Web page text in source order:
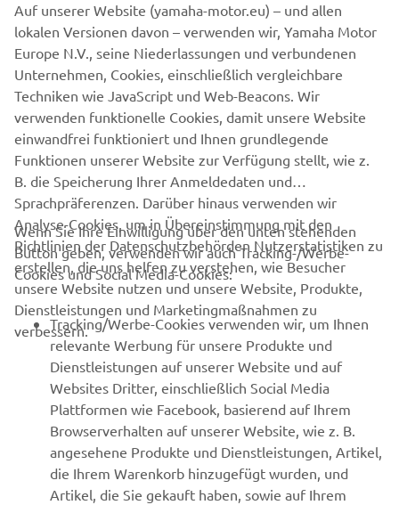
OFFIZIELLE WEBSITE VON SEA WATER
UNTERNEHMEN
B2B
MEHR YAMAHA
SUPPORT
NEWSLETTER
Auf unserer Website (yamaha-motor.eu) – und allen
lokalen Versionen davon – verwenden wir, Yamaha Motor
Europe N.V., seine Niederlassungen und verbundenen
Unternehmen, Cookies, einschließlich vergleichbare
Techniken wie JavaScript und Web-Beacons. Wir
verwenden funktionelle Cookies, damit unsere Website
einwandfrei funktioniert und Ihnen grundlegende
Funktionen unserer Website zur Verfügung stellt, wie z.
B. die Speicherung Ihrer Anmeldedaten und
Sprachpräferenzen. Darüber hinaus verwenden wir
Analyse-Cookies, um in Übereinstimmung mit den
Richtlinien der Datenschutzbehörden Nutzerstatistiken zu
erstellen, die uns helfen zu verstehen, wie Besucher
unsere Website nutzen und unsere Website, Produkte,
Dienstleistungen und Marketingmaßnahmen zu
verbessern.
Wenn Sie Ihre Einwilligung über den unten stehenden
Button geben, verwenden wir auch Tracking-/Werbe-
Cookies und Social Media-Cookies:
Tracking/Werbe-Cookies verwenden wir, um Ihnen
relevante Werbung für unsere Produkte und
Dienstleistungen auf unserer Website und auf
Websites Dritter, einschließlich Social Media
Plattformen wie Facebook, basierend auf Ihrem
Browserverhalten auf unserer Website, wie z. B.
angesehene Produkte und Dienstleistungen, Artikel,
die Ihrem Warenkorb hinzugefügt wurden, und
Artikel, die Sie gekauft haben, sowie auf Ihrem